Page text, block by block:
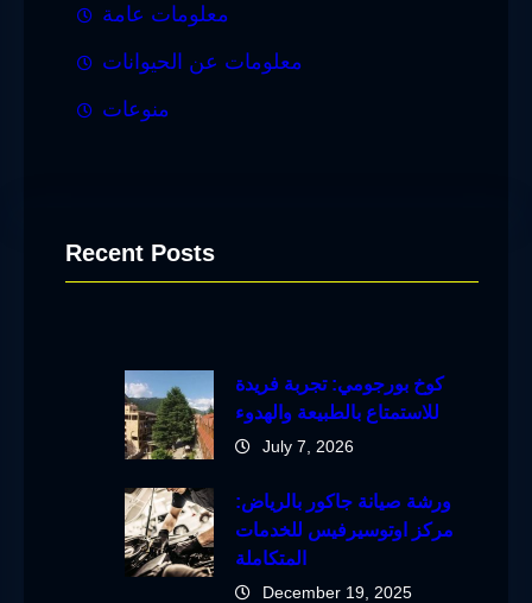
معلومات عامة
معلومات عن الحيوانات
منوعات
Recent Posts
كوخ بورجومي: تجربة فريدة
للاستمتاع بالطبيعة والهدوء
July 7, 2026
ورشة صيانة جاكور بالرياض:
مركز اوتوسيرفيس للخدمات
المتكاملة
December 19, 2025